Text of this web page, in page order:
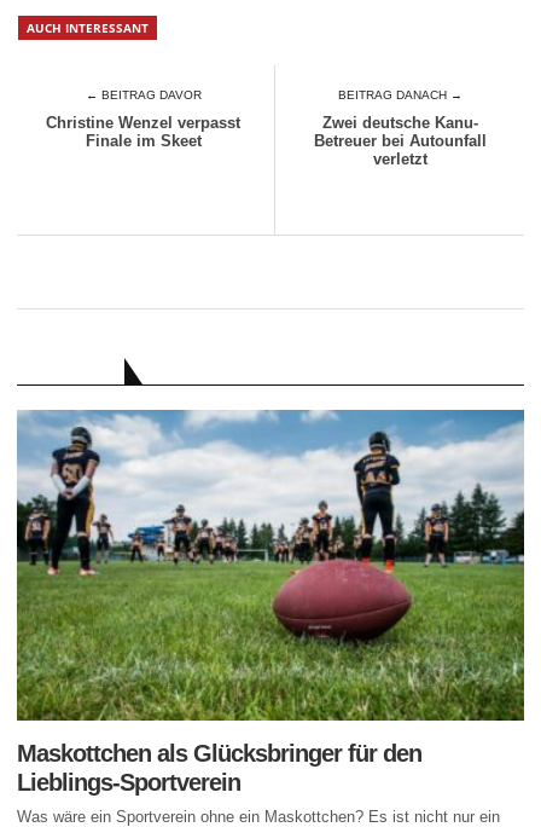
AUCH INTERESSANT
← BEITRAG DAVOR
Christine Wenzel verpasst
Finale im Skeet
BEITRAG DANACH →
Zwei deutsche Kanu-
Betreuer bei Autounfall
verletzt
Maskottchen als Glücksbringer für den
Lieblings-Sportverein
Was wäre ein Sportverein ohne ein Maskottchen? Es ist nicht nur ein